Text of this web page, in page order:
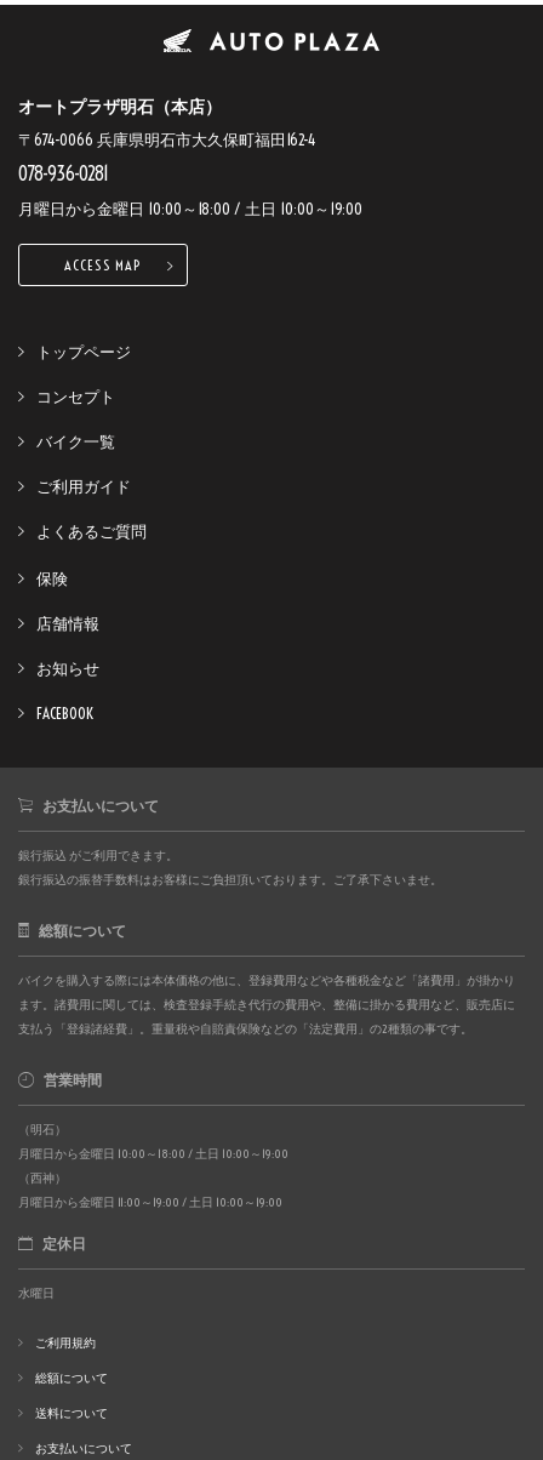
オートプラザ明石（本店）
〒674-0066 兵庫県明石市大久保町福田162-4
078-936-0281
月曜日から金曜日 10:00～18:00 / 土日 10:00～19:00
ACCESS MAP
トップページ
コンセプト
バイク一覧
ご利用ガイド
よくあるご質問
保険
店舗情報
お知らせ
FACEBOOK
お支払いについて
銀行振込 がご利用できます。
銀行振込の振替手数料はお客様にご負担頂いております。ご了承下さいませ。
総額について
バイクを購入する際には本体価格の他に、登録費用などや各種税金など「諸費用」が掛かり
ます。諸費用に関しては、検査登録手続き代行の費用や、整備に掛かる費用など、販売店に
支払う「登録諸経費」。重量税や自賠責保険などの「法定費用」の2種類の事です。
営業時間
（明石）
月曜日から金曜日 10:00～18:00 / 土日 10:00～19:00
（西神）
月曜日から金曜日 11:00～19:00 / 土日 10:00～19:00
定休日
水曜日
ご利用規約
総額について
送料について
お支払いについて